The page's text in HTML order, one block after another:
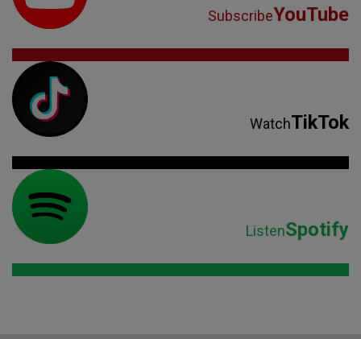
SubscribeYouTube
WatchTikTok
ListenSpotify